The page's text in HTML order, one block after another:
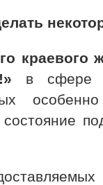
краевого
в сфере
особенно